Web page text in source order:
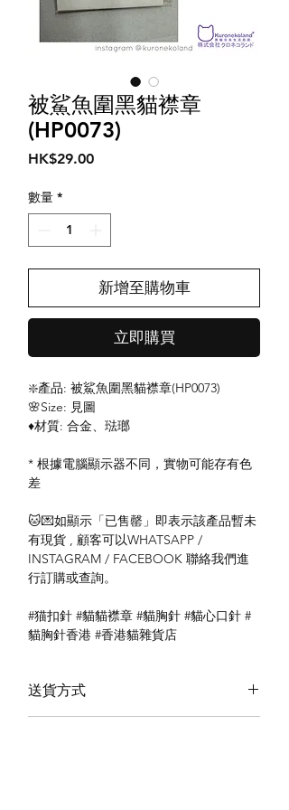
被鯊魚圍黑貓襟章
(HP0073)
HK$29.00價
數量 *
新增至購物車
立即購買
❇️產品: 被鯊魚圍黑貓襟章(HP0073)
🌸Size: 見圖
♦️材質: 合金、琺瑯
* 根據電腦顯示器不同，實物可能存有色
差
🐱💌如顯示「已售罄」即表示該產品暫未
有現貨 , 顧客可以WHATSAPP /
INSTAGRAM / FACEBOOK 聯絡我們進
行訂購或查詢。
#猫扣針 #貓貓襟章 #貓胸針 #貓心口針 #
貓胸針香港 #香港貓雜貨店
送貨方式